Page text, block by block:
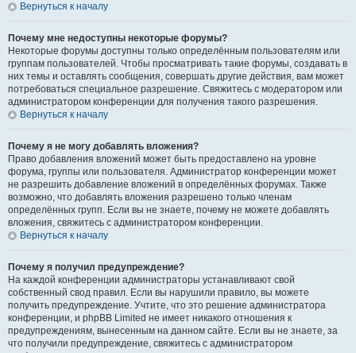
Вернуться к началу
Почему мне недоступны некоторые форумы?
Некоторые форумы доступны только определённым пользователям или
группам пользователей. Чтобы просматривать такие форумы, создавать в
них темы и оставлять сообщения, совершать другие действия, вам может
потребоваться специальное разрешение. Свяжитесь с модератором или
администратором конференции для получения такого разрешения.
Вернуться к началу
Почему я не могу добавлять вложения?
Право добавления вложений может быть предоставлено на уровне
форума, группы или пользователя. Администратор конференции может
не разрешить добавление вложений в определённых форумах. Также
возможно, что добавлять вложения разрешено только членам
определённых групп. Если вы не знаете, почему не можете добавлять
вложения, свяжитесь с администратором конференции.
Вернуться к началу
Почему я получил предупреждение?
На каждой конференции администраторы устанавливают свой
собственный свод правил. Если вы нарушили правило, вы можете
получить предупреждение. Учтите, что это решение администратора
конференции, и phpBB Limited не имеет никакого отношения к
предупреждениям, вынесенным на данном сайте. Если вы не знаете, за
что получили предупреждение, свяжитесь с администратором